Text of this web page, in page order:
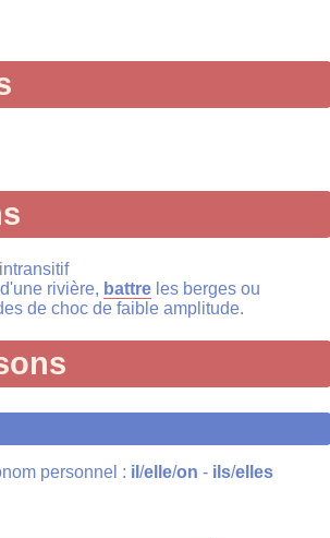
rivière, battre les berges ou
de choc de faible amplitude.
personnel : il /elle/on - ils/elles